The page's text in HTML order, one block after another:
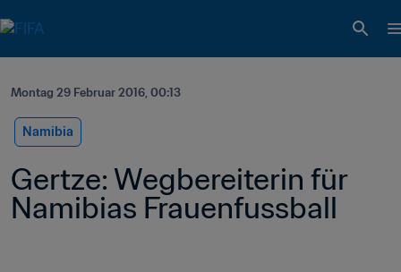
Montag 29 Februar 2016, 00:13
Namibia
Gertze: Wegbereiterin für
Namibias Frauenfussball